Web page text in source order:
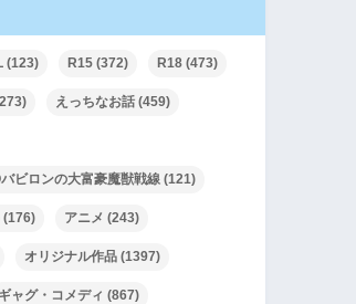
(123) R15 (372) R18 (473)
えっちなお話 (459)
ビロンの大富豪魔獣戦線 (121)
(176) アニメ (243)
オリジナル作品 (1397)
ギャグ・コメディ (867)